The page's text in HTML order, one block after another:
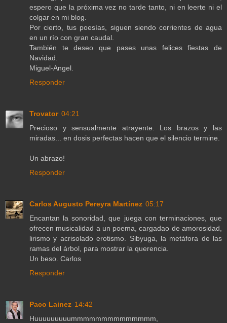
espero que la próxima vez no tarde tanto, ni en leerte ni el
colgar en mi blog.
Por cierto, tus poesías, siguen siendo corrientes de agua
en un río con gran caudal.
También te deseo que pases unas felices fiestas de
Navidad.
Miguel-Angel.
Responder
Trovator 04:21
Precioso y sensualmente atrayente. Los brazos y las
miradas... en dosis perfectas hacen que el silencio termine.
Un abrazo!
Responder
Carlos Augusto Pereyra Martínez 05:17
Encantan la sonoridad, que juega con terminaciones, que
ofrecen musicalidad a un poema, cargadao de amorosidad,
lirismo y acrisolado erotismo. Sibyuga, la metáfora de las
ramas del árbol, para mostrar la querencia.
Un beso. Carlos
Responder
Paco Lainez 14:42
Huuuuuuuuummmmmmmmmmmmmm,